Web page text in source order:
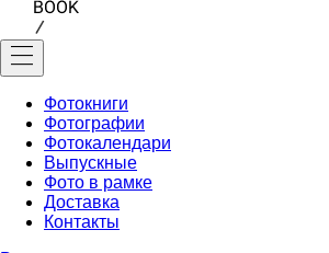
Фотокниги
Фотографии
Фотокалендари
Выпускные
Фото в рамке
Доставка
Контакты